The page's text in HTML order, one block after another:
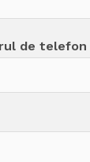
de telefon